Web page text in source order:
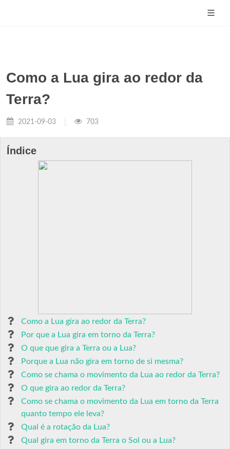
Como a Lua gira ao redor da
Terra?
2021-09-03 703
Índice
Como a Lua gira ao redor da Terra?
Por que a Lua gira em torno da Terra?
O que que gira a Terra ou a Lua?
Porque a Lua não gira em torno de si mesma?
Como se chama o movimento da Lua ao redor da Terra?
O que gira ao redor da Terra?
Como se chama o movimento da Lua em torno da Terra
quanto tempo ele leva?
Qual é a rotação da Lua?
Qual gira em torno da Terra o Sol ou a Lua?